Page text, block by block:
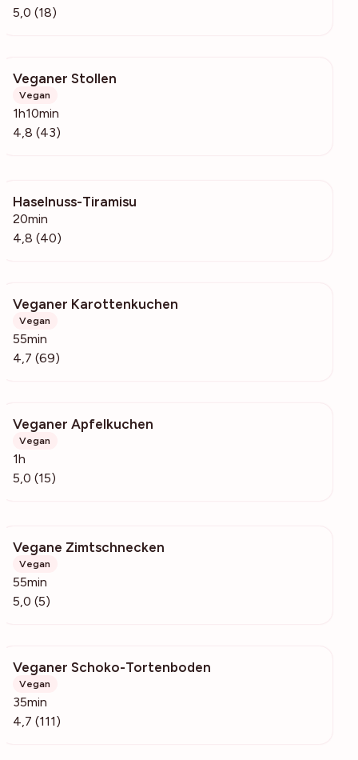
5,0 (18)
Veganer Stollen
Vegan
1h10min
4,8 (43)
Haselnuss-Tiramisu
20min
4,8 (40)
Veganer Karottenkuchen
Vegan
55min
4,7 (69)
Veganer Apfelkuchen
Vegan
1h
5,0 (15)
Vegane Zimtschnecken
Vegan
55min
5,0 (5)
Veganer Schoko-Tortenboden
Vegan
35min
4,7 (111)